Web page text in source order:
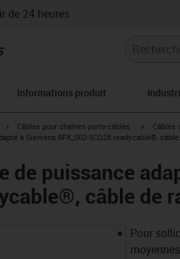
de 24 heures
Informations produit
right
igus-icon-arrow-right
Câbles pour chaînes porte-câbles igus-
Câbles
à Siemens 6FX_002-5CQ28 readycable®,
de puissance
câble de
Pour
moyennes